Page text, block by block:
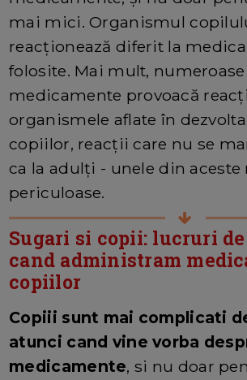
mai mici. Organismul
reacționează diferit la
folosite. Mai mult, numeroase
medicamente provoacă
organismele aflate în
copiilor, reacții care nu se
ca la adulți - unele din
periculoase.
Sugari si copii: lucruri
cand administram
copiilor
Copiii sunt mai complicati
atunci cand vine vorba
medicamente, si nu doar